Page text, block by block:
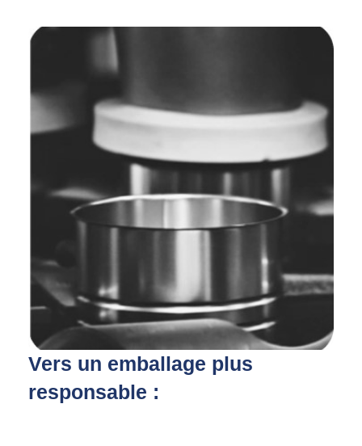
Vers un emballage plus
responsable :